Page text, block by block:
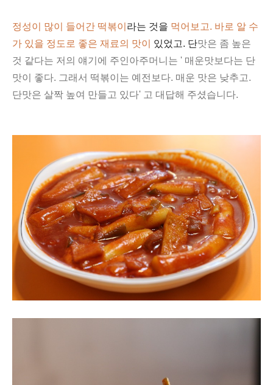
정성이 많이 들어간 떡볶이 라는 것을 먹어보고. 바로 알 수
가 있을 정도로 좋은 재료의 맛이 있었고. 단맛은 좀 높은
것 같다는 저의 얘기에 주인아주머니는 ' 매운맛보다는 단
맛이 좋다. 그래서 떡볶이는 예전보다. 매운 맛은 낮추고.
단맛은 살짝 높여 만들고 있다' 고 대답해 주셨습니다.